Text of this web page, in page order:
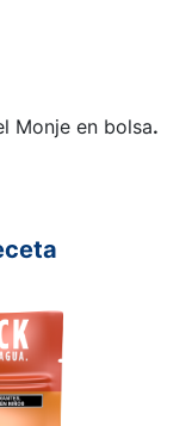
Monje en bolsa.